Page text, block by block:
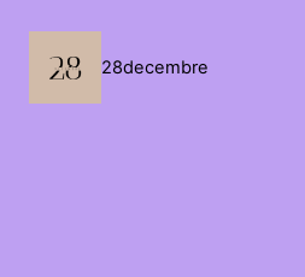
contenu
28decembre